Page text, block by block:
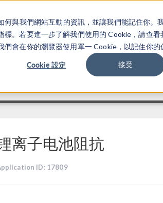
與我們網站互動的資訊，並讓我們能記住你。
。若要進一步了解我們使用的 Cookie，請查看
會在你的瀏覽器使用單一 Cookie，以記住你的
Cookie 設定 接受
离子电池阻抗
ID: 17809